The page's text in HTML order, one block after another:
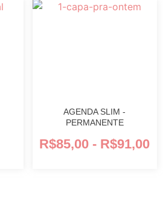
AGENDA SLIM -
PERMANENTE
R$85,00 - R$91,00